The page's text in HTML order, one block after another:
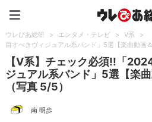
ウレぴあ総研 > エンタメ・テレビ > V系 >
目すべきヴィジュアル系バンド」5選【楽曲動画
【V系】チェック必須!!「
ジュアル系バンド」5選【楽
（写真 5/5）
南 明歩